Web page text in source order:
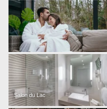
Salon du Lac